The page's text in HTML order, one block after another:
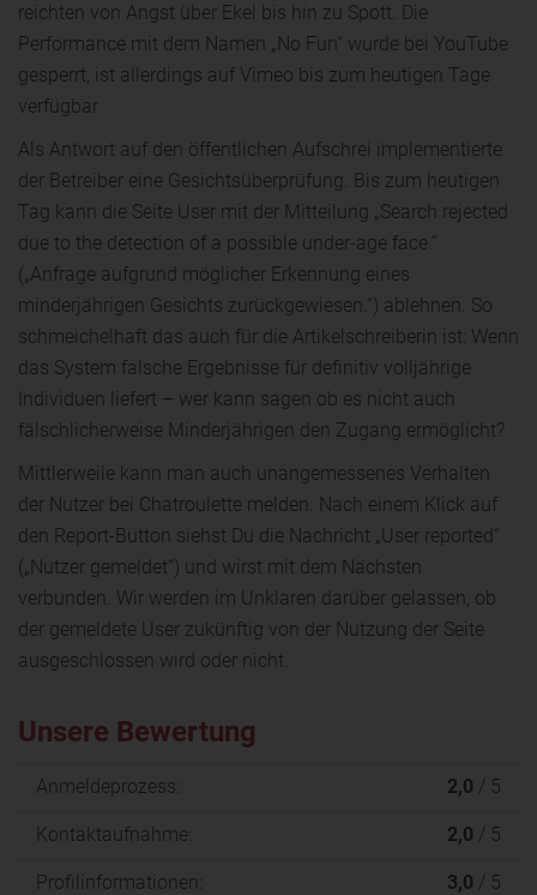
reichten von Angst über Ekel bis hin zu Spott. Die
Performance mit dem Namen „No Fun“ wurde bei YouTube
gesperrt, ist allerdings auf Vimeo bis zum heutigen Tage
verfügbar.
Als Antwort auf den öffentlichen Aufschrei implementierte
der Betreiber eine Gesichtsüberprüfung. Bis zum heutigen
Tag kann die Seite User mit der Mitteilung „Search rejected
due to the detection of a possible under-age face.“
(„Anfrage aufgrund möglicher Erkennung eines
minderjährigen Gesichts zurückgewiesen.“) ablehnen. So
schmeichelhaft das auch für die Artikelschreiberin ist: Wenn
das System falsche Ergebnisse für definitiv volljährige
Individuen liefert – wer kann sagen ob es nicht auch
fälschlicherweise Minderjährigen den Zugang ermöglicht?
Mittlerweile kann man auch unangemessenes Verhalten
der Nutzer bei Chatroulette melden. Nach einem Klick auf
den Report-Button siehst Du die Nachricht „User reported“
(„Nutzer gemeldet“) und wirst mit dem Nächsten
verbunden. Wir werden im Unklaren darüber gelassen, ob
der gemeldete User zukünftig von der Nutzung der Seite
ausgeschlossen wird oder nicht.
Unsere Bewertung
Anmeldeprozess: 2,0 / 5
Kontaktaufnahme: 2,0 / 5
Profilinformationen: 3,0 / 5